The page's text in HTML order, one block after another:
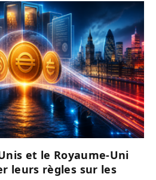
et le Royaume-Uni
leurs règles sur les